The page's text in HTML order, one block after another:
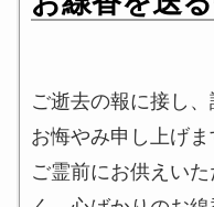
ご逝去の報に接し
お悔やみ申し上げま
ご霊前にお供えいた